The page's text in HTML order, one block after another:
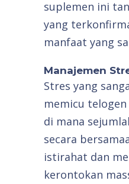
suplemen ini
yang
manfaat yang
Manajemen
Stres yang
memicu
di mana
secara
istirahat dan
kerontokan